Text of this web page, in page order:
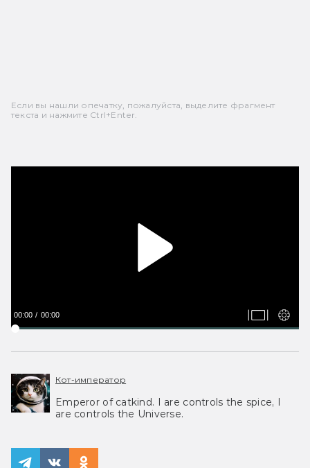
Если вы нашли опечатку, пожалуйста, выделите фрагмент
текста и нажмите Ctrl+Enter.
00:00 00:00
Кот-император
Emperor of catkind. I are controls the spice, I
are controls the Universe.